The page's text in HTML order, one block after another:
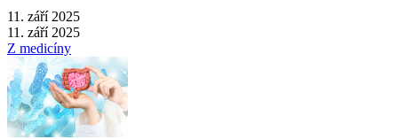
11. září 2025
11. září 2025
Z medicíny